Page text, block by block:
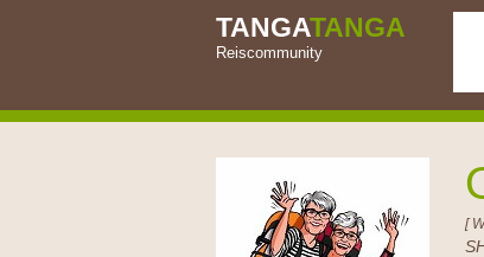
TANGATANGA
Reiscommunity
[